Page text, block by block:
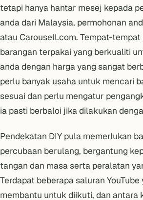
tetapi hanya hantar mesej kepada
anda dari Malaysia, permohonan
atau Carousell.com. Tempat-
barangan terpakai yang berkualiti
anda dengan harga yang sangat
perlu banyak usaha untuk mencari
sesuai dan perlu mengatur
ia pasti berbaloi jika dilakukan
Pendekatan DIY pula memerlukan
percubaan berulang, bergantung
tangan dan masa serta peralatan
Terdapat beberapa saluran
membantu untuk diikuti, dan antara